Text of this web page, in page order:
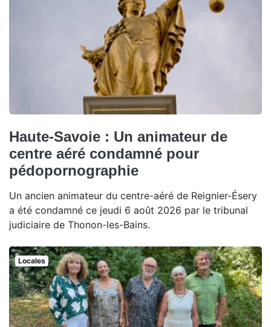
Haute-Savoie : Un animateur de
centre aéré condamné pour
pédopornographie
Un ancien animateur du centre-aéré de Reignier-Ésery
a été condamné ce jeudi 6 août 2026 par le tribunal
judiciaire de Thonon-les-Bains.
Locales